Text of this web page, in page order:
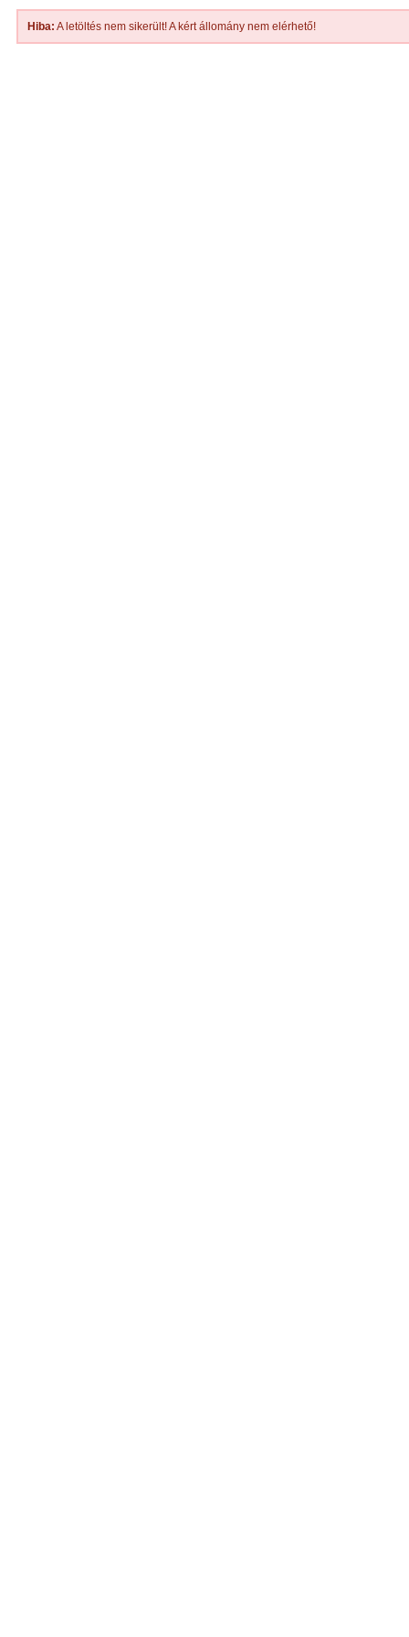
Hiba: A letöltés nem sikerült! A kért állomány nem elérhető!